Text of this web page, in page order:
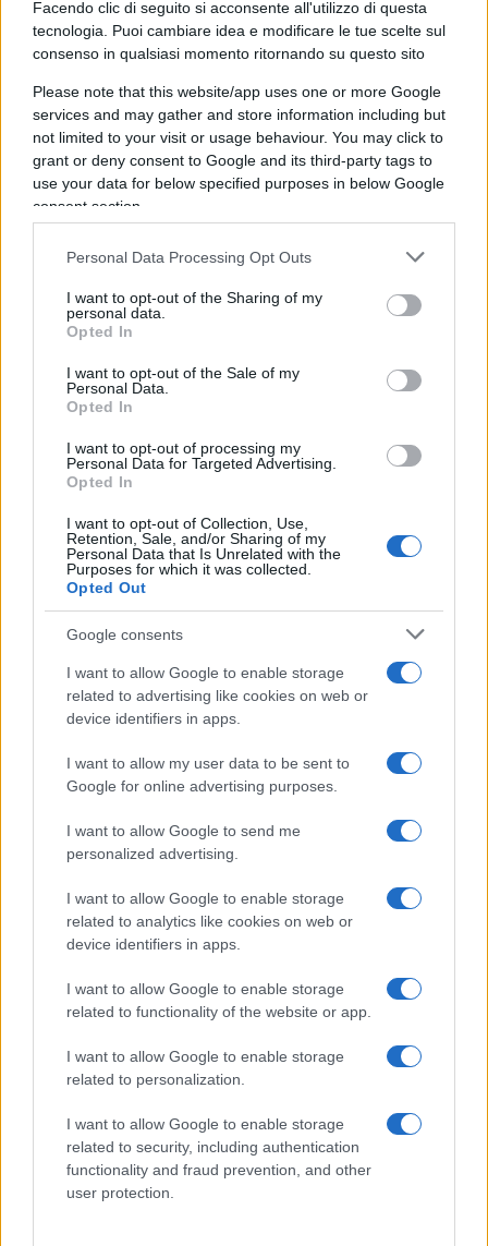
Facendo clic di seguito si acconsente all'utilizzo di questa
tecnologia. Puoi cambiare idea e modificare le tue scelte sul
consenso in qualsiasi momento ritornando su questo sito
Please note that this website/app uses one or more Google
services and may gather and store information including but
not limited to your visit or usage behaviour. You may click to
grant or deny consent to Google and its third-party tags to
use your data for below specified purposes in below Google
consent section.
Personal Data Processing Opt Outs
I want to opt-out of the Sharing of my
personal data.
Opted In
I want to opt-out of the Sale of my
Personal Data.
Opted In
I want to opt-out of processing my
Personal Data for Targeted Advertising.
Opted In
I want to opt-out of Collection, Use,
Retention, Sale, and/or Sharing of my
Personal Data that Is Unrelated with the
Purposes for which it was collected.
Opted Out
Google consents
I want to allow Google to enable storage
related to advertising like cookies on web or
device identifiers in apps.
I want to allow my user data to be sent to
Google for online advertising purposes.
I want to allow Google to send me
personalized advertising.
I want to allow Google to enable storage
related to analytics like cookies on web or
device identifiers in apps.
I want to allow Google to enable storage
related to functionality of the website or app.
I want to allow Google to enable storage
related to personalization.
I want to allow Google to enable storage
related to security, including authentication
functionality and fraud prevention, and other
user protection.
Caro Porro, sono un endocrinologo: ti spiego
perché Khelif ha troppo vantaggio
L’ex presidente della boxe Ue rompe il silenzio:
“Con Khelif incontri iniqui”
Lin come Khelif, si gioca l’oro. Ma l’avversaria
non ci sta: il gesto che infiamma le Olimpiadi
l’occasione per un po’ di sano vittimismo,
parlando dibullismo
comportamenti contrari ai precetti olimpici:
“Spero almeno che dopo questa vittoria non ci
denunciato la campagna feroce nei suoi confronti,
ricordando che dal 2018 ha gareggiato sotto
l’autorità dell’
Iba
, la federazione che l’ha
squalificata per i livelli di testosterone fuori dalla
norma in occasione dei Mondiali. Esiti dei test di
cui non ha parlato ed è un peccato, perchè
avrebbe potuto mettere un punto alla questione,
quantomeno con il suo punto di vista. C’è anche
da dire che nessuno le ha fatto la domanda, ma
questo è un altro discorso.
La Khelif è pronta a tornare in patria e festeggiare
fianco sin dall’inizio dei Giochi. Difficilmente le
le posizioni dell’Iba, si discuterà ancora a lungo di
regole, test e valori. Un unico enorme ostacolo:
imperante, per cui tutto può andare
bene nel solco dell’inclusività. E il Cio non ha
fornito molte rassicurazioni da questo punto di
Franco Lodige, 10 agosto 2024
Nicolaporro.it è anche su Whatsapp. È